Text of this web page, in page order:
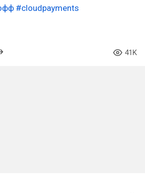
#cloudpayments
41K